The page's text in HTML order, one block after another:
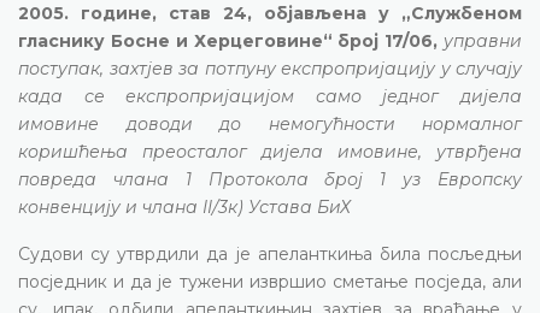
2005. године, став 24, објављена у „Службеном
гласнику Босне и Херцеговине“ број 17/06, управни
поступак, захтјев за потпуну експропријацију у случају
када се експропријацијом само једног дијела
имовине доводи до немогућности нормалног
коришћења преосталог дијела имовине, утврђена
повреда члана 1 Протокола број 1 уз Европску
конвенцију и члана II/3к) Устава БиХ
Судови су утврдили да је апеланткиња била посљедњи
посједник и да је тужени извршио сметање посједа, али